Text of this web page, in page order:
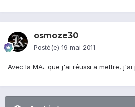
osmoze30
Posté(e) 19 mai 2011
Avec la MAJ que j'ai réussi a mettre,